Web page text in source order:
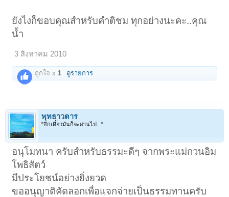
ยังไงก็ขอบคุณสำหรับคำติชม ทุกอย่างนะคะ..คุณ
น้ำ
3 สิงหาคม 2010
ถูกใจ x 1 ดูรายการ
พุทธาวตาร
"อีกเดี๋ยวมันก็จะผ่านไป..."
อนุโมทนา ครับสำหรับธรรมะดีๆ จากพระแม่กวนอิม
โพธิสัตว์
มีประโยชน์อย่างยิ่งยวด
ขออนุญาติคัดลอกเพื่อแจกจ่ายเป็นธรรมทานครับ